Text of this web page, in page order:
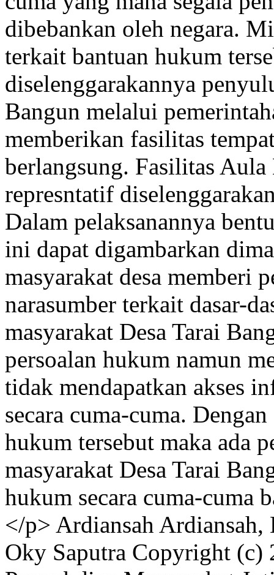
dibebankan oleh negara.
terkait bantuan hukum
diselenggarakannya
Bangun melalui
memberikan fasilitas
berlangsung. Fasilitas
represntatif
Dalam pelaksanannya
ini dapat digambarkan
masyarakat desa memberi
narasumber terkait dasar-
masyarakat Desa Tarai
persoalan hukum namun
tidak mendapatkan akses
secara cuma-cuma.
hukum tersebut maka ada
masyarakat Desa Tarai
hukum secara cuma-cuma
</p> Ardiansah Ardiansah,
Oky Saputra Copyright (c)